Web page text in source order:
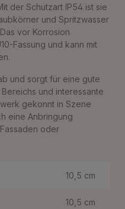
der Schutzart IP54 ist sie
und Spritzwasser
vor Korrosion
Fassung und kann mit
und sorgt für eine gute
und interessante
gekonnt in Szene
eine Anbringung
oder
10,5 cm
10,5 cm